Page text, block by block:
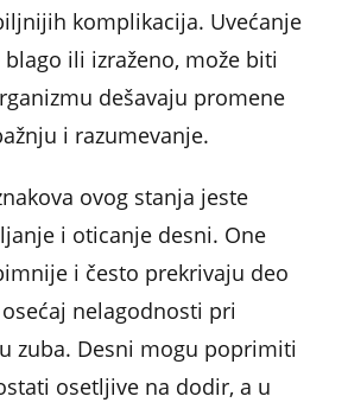
komplikacija. Uvećanje
ili izraženo, može biti
dešavaju promene
i razumevanje.
ovog stanja jeste
i oticanje desni. One
i često prekrivaju deo
nelagodnosti pri
zuba. Desni mogu poprimiti
osetljive na dodir, a u